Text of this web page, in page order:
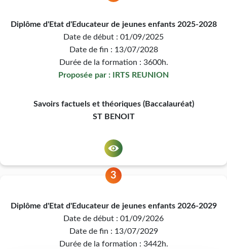
Diplôme d'Etat d'Educateur de jeunes enfants 2025-2028
Date de début : 01/09/2025
Date de fin : 13/07/2028
Durée de la formation : 3600h.
Proposée par : IRTS REUNION
Savoirs factuels et théoriques (Baccalauréat)
ST BENOIT
3
Diplôme d'Etat d'Educateur de jeunes enfants 2026-2029
Date de début : 01/09/2026
Date de fin : 13/07/2029
Durée de la formation : 3442h.